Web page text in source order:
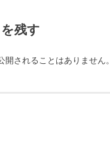
残す
開されることはありません。